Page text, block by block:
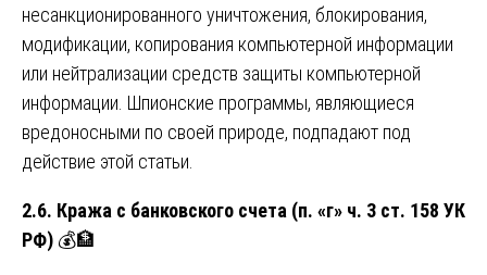
несанкционированного уничтожения, блокирования,
модификации, копирования компьютерной информации
или нейтрализации средств защиты компьютерной
информации. Шпионские программы, являющиеся
вредоносными по своей природе, подпадают под
действие этой статьи.
2.6. Кража с банковского счета (п. «г» ч. 3 ст. 158 УК
РФ) 💰🏦